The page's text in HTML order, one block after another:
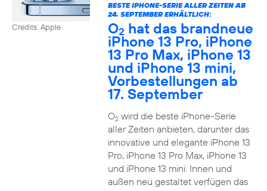
Credits: Apple
BESTE IPHONE-SERIE ALLER ZEITEN AB
24. SEPTEMBER ERHÄLTLICH:
O2 hat das brandneue
iPhone 13 Pro, iPhone
13 Pro Max, iPhone 13
und iPhone 13 mini,
Vorbestellungen ab
17. September
O2wird die beste iPhone-Serie
aller Zeiten anbieten, darunter das
innovative und elegante iPhone 13
Pro, iPhone 13 Pro Max, iPhone 13
und iPhone 13 mini. Innen und
außen neu gestaltet verfügen das